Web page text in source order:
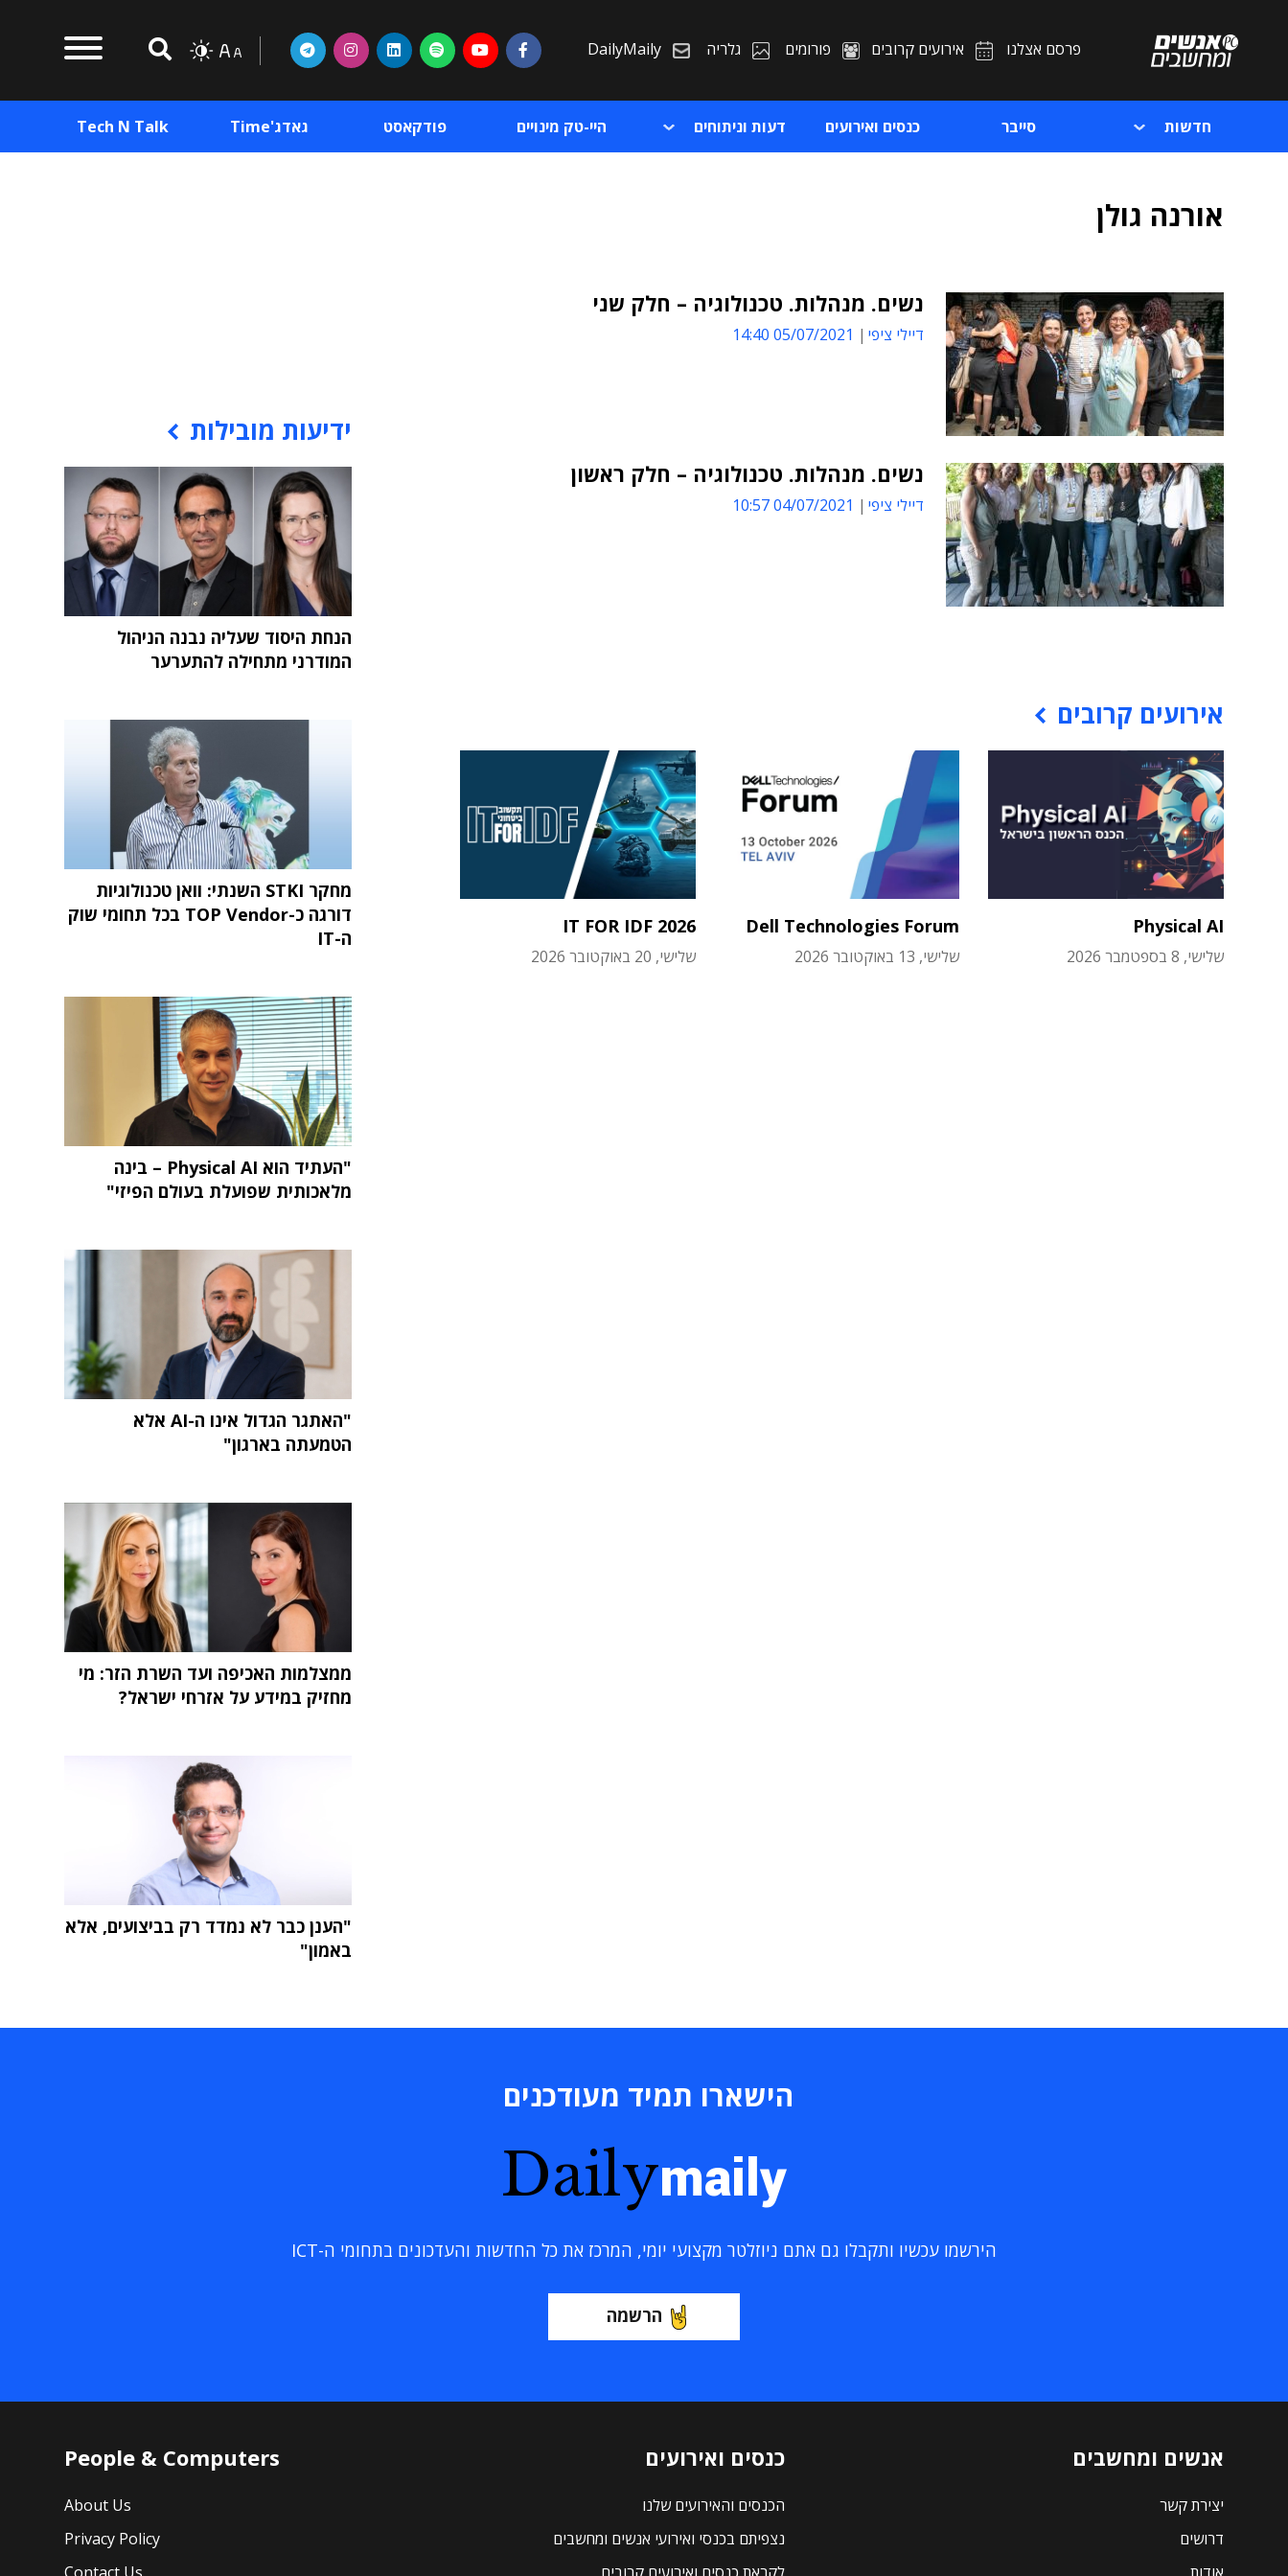
פרסם אצלנו אירועים קרובים פורומים גלריה DailyMaily
חדשות סייבר כנסים ואירועים דעות וניתוחים היי-טק מינויים פודקאסט גאדג'Time Tech N Talk
אורנה גולן
נשים. מנהלות. טכנולוגיה – חלק שני
דיילי ציפי 05/07/2021 14:40
נשים. מנהלות. טכנולוגיה – חלק ראשון
דיילי ציפי 04/07/2021 10:57
אירועים קרובים
Physical AI
שלישי, 8 בספטמבר 2026
Dell Technologies Forum
שלישי, 13 באוקטובר 2026
IT FOR IDF 2026
שלישי, 20 באוקטובר 2026
ידיעות מובילות
הנחת היסוד שעליה נבנה הניהול
המודרני מתחילה להתערער
מחקר STKI השנתי: וואן טכנולוגיות
דורגה כ-TOP Vendor בכל תחומי שוק
ה-IT
"העתיד הוא Physical AI – בינה
מלאכותית שפועלת בעולם הפיזי"
"האתגר הגדול אינו ה-AI אלא
הטמעתה בארגון"
ממצלמות האכיפה ועד השרת הזר: מי
מחזיק במידע על אזרחי ישראל?
"הענן כבר לא נמדד רק בביצועים, אלא
באמון"
הישארו תמיד מעודכנים
Dailymaily
הירשמו עכשיו ותקבלו גם אתם ניוזלטר מקצועי יומי, המרכז את כל החדשות והעדכונים בתחומי ה-ICT
הרשמה
אנשים ומחשבים
יצירת קשר
דרושים
כנסים ואירועים
הכנסים והאירועים שלנו
נצפיתם בכנסי ואירועי אנשים ומחשבים
People & Computers
About Us
Privacy Policy